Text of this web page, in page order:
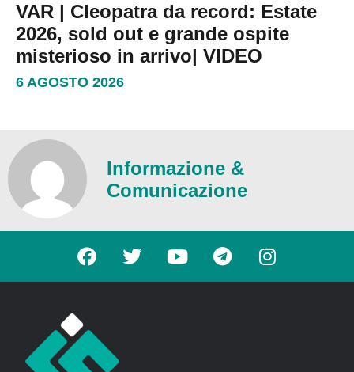
VAR | Cleopatra da record: Estate
2026, sold out e grande ospite
misterioso in arrivo| VIDEO
6 AGOSTO 2026
Informazione &
Comunicazione